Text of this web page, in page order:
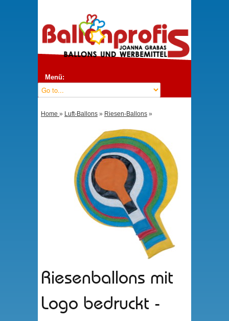
Menü:
Home » Luft-Ballons » Riesen-Ballons »
Riesenballons mit
Logo bedruckt -